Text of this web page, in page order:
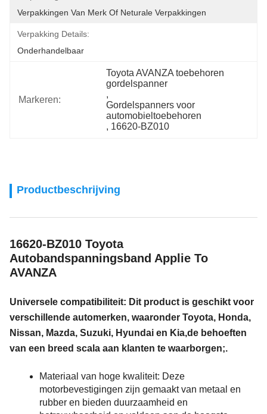
Verpakkingen Van Merk Of Neturale Verpakkingen
Verpakking Details:
Onderhandelbaar
Markeren:
Toyota AVANZA toebehoren
gordelspanner
,
Gordelspanners voor
automobieltoebehoren
, 16620-BZ010
Productbeschrijving
16620-BZ010 Toyota
Autobandspanningsband Applie To
AVANZA
Universele compatibiliteit: Dit product is geschikt voor
verschillende automerken, waaronder Toyota, Honda,
Nissan, Mazda, Suzuki, Hyundai en Kia,de behoeften
van een breed scala aan klanten te waarborgen;.
Materiaal van hoge kwaliteit: Deze
motorbevestigingen zijn gemaakt van metaal en
rubber en bieden duurzaamheid en